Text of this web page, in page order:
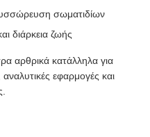
σωματιδίων
διάρκεια ζωής
αρθρικά κατάλληλα για
αναλυτικές εφαρμογές και